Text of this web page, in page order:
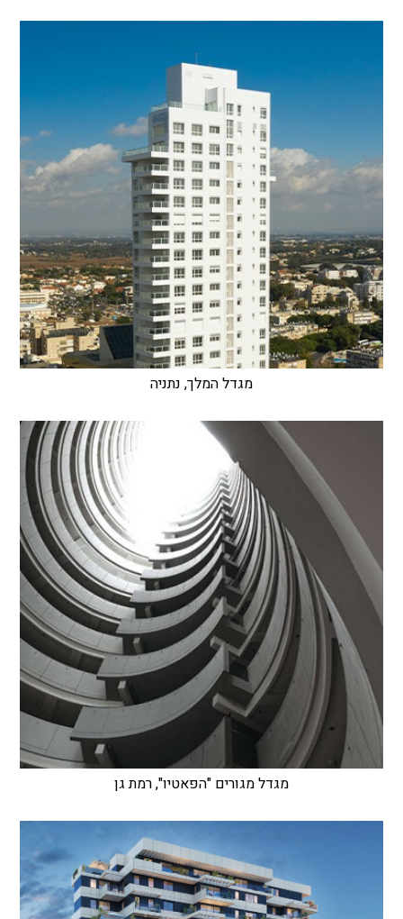
מגדל המלך, נתניה
מגדל מגורים "הפאטיו", רמת גן